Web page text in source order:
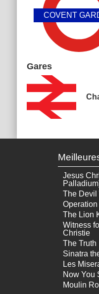
COVENT
Gares
Jesus
The Devil
The Lion
Witness
Christie
The Truth
Sinatra
Les
Now You
Moulin